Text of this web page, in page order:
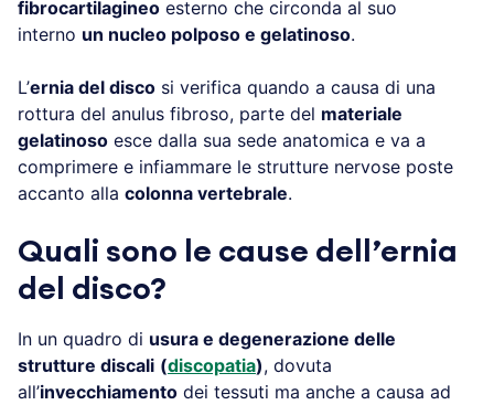
fibrocartilagineo esterno che circonda al suo
interno un nucleo polposo e gelatinoso.
L’ernia del disco si verifica quando a causa di una
rottura del anulus fibroso, parte del materiale
gelatinoso esce dalla sua sede anatomica e va a
comprimere e infiammare le strutture nervose poste
accanto alla colonna vertebrale.
Quali sono le cause dell’ernia
del disco?
In un quadro di usura e degenerazione delle
strutture discali (discopatia), dovuta
all’invecchiamento dei tessuti ma anche a causa ad